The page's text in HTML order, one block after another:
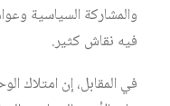
والمشاركة السياسية
فيه نقاش كثير.
في المقابل، إن امتلاك